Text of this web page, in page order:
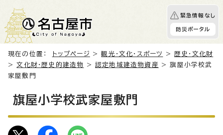
緊急情報なし
防災ポータル
現在の位置： トップページ >観光・文化・スポーツ >歴史・文化財
>文化財・歴史的建造物 >認定地域建造物資産
> 旗屋小学校武
家屋敷門
旗屋小学校武家屋敷門